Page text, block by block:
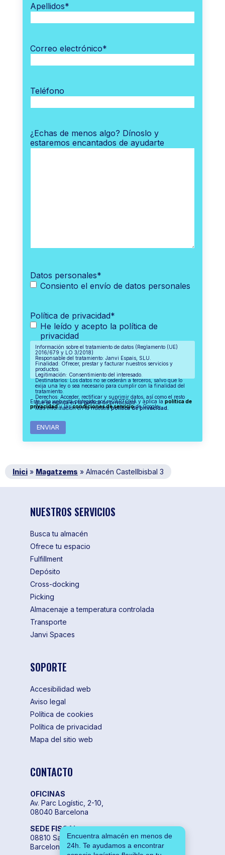
Apellidos*
Correo electrónico*
Teléfono
¿Echas de menos algo? Dínoslo y
estaremos encantados de ayudarte
Datos personales*
Consiento el envío de datos personales
Política de privacidad*
He leído y acepto la política de
privacidad
Información sobre el tratamiento de datos (Reglamento (UE)
2016/679 y LO 3/2018)
Responsable del tratamiento: Janvi Espais, SLU.
Finalidad: Ofrecer, prestar y facturar nuestros servicios y
productos.
Legitimación: Consentimiento del interesado.
Destinatarios: Los datos no se cederán a terceros, salvo que lo
exija una ley o sea necesario para cumplir con la finalidad del
tratamiento.
Derechos: Acceder, rectificar y suprimir datos, así como el resto
que se explica en la política de privacidad.
Más información en la nuestrapolítica de privacidad.
Este sitio web está protegido por reCAPTCHA y aplica la política de
privacidady lascondiciones de serviciode Google.
Inici » Magatzems » Almacén Castellbisbal 3
NUESTROS SERVICIOS
Busca tu almacén
Ofrece tu espacio
Fulfillment
Depósito
Cross-docking
Picking
Almacenaje a temperatura controlada
Transporte
Janvi Spaces
SOPORTE
Accesibilidad web
Aviso legal
Política de cookies
Política de privacidad
Mapa del sitio web
CONTACTO
OFICINAS
Av. Parc Logístic, 2-10,
08040 Barcelona
SEDE FISCAL
08810 Sant Pere de Ribes,
Barcelona
Encuentra almacén en menos de
24h. Te ayudamos a encontrar